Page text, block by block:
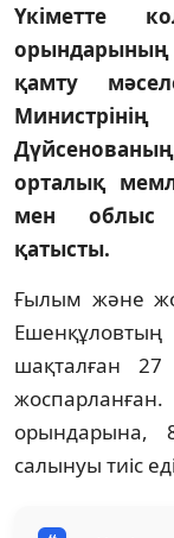
Үкіметте
қамту
орталық
мен облыс
қатысты.
Ғылым және
шақталған
орындарына,
салынуы тиіс